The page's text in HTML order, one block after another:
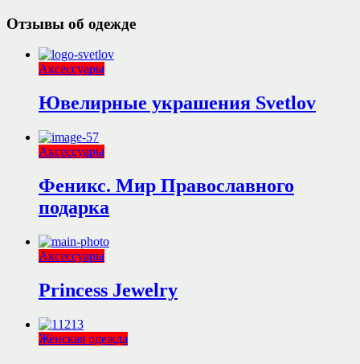
Отзывы об одежде
Аксессуары
Ювелирные украшения Svetlov
Аксессуары
Феникс. Мир Православного
подарка
Аксессуары
Princess Jewelry
Женская одежда